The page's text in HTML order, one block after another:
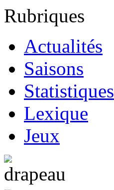
Rubriques
Actualités
Saisons
Statistiques
Lexique
Jeux